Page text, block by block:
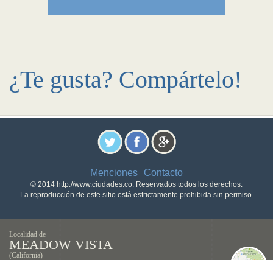
¿Te gusta? Compártelo!
Menciones - Contacto
© 2014 http://www.ciudades.co. Reservados todos los derechos.
La reproducción de este sitio está estrictamente prohibida sin permiso.
Localidad de
MEADOW VISTA
(California)